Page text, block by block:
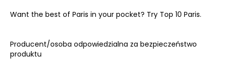
Want the best of Paris in your pocket? Try Top 10 Paris.
Producent/osoba odpowiedzialna za bezpieczeństwo
produktu